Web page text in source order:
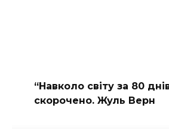
“Навколо світу за 80
скорочено. Жуль Верн